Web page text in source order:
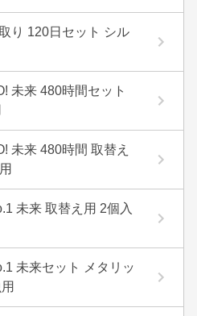
り 120日セット シル
未来 480時間セット
未来 480時間 取替え
未来 取替え用 2個入
未来セット メタリッ